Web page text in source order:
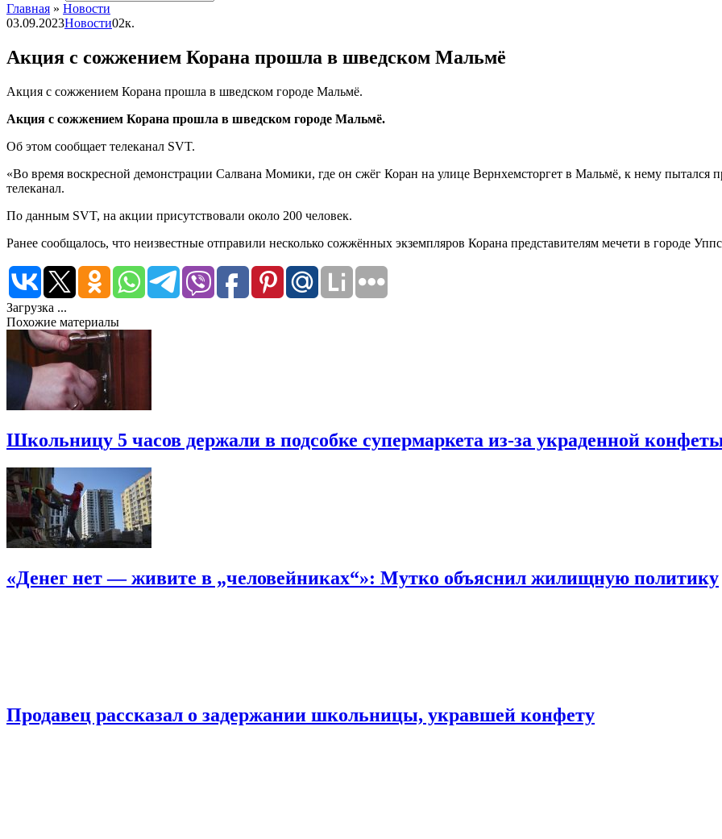
Главная » Новости
03.09.2023Новости02к.
Акция с сожжением Корана прошла в шведском Мальмё
Акция с сожжением Корана прошла в шведском городе Мальмё.
Акция с сожжением Корана прошла в шведском городе Мальмё.
Об этом сообщает телеканал SVT.
«Во время воскресной демонстрации Салвана Момики, где он сжёг Коран на улице Вернхемсторгет в Мальмё, к нему
телеканал.
По данным SVT, на акции присутствовали около 200 человек.
Ранее сообщалось, что неизвестные отправили несколько сожжённых экземпляров Корана представителям мечети в городе
Загрузка ...
Похожие материалы
Школьницу 5 часов держали в подсобке супермаркета из-за украденной
«Денег нет — живите в „человейниках“»: Мутко объяснил жилищную политику
Продавец рассказал о задержании школьницы, укравшей конфету